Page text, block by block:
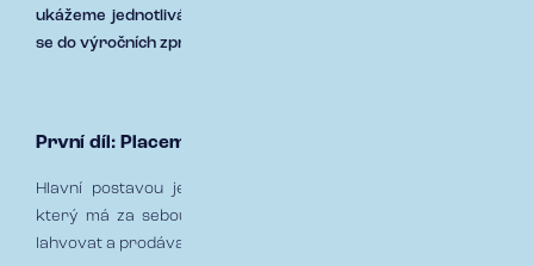
ukážeme jednotlivá oddělení, role i momenty z praxe, které
se do výročních zpráv úplně nevejdou.
První díl: Placement – čtyři dny do vyplutí
Hlavní postavou je Jiří, ředitel divize Placement. Člověk,
který má za sebou 13 let v oboru a klid, který by se dal
lahvovat a prodávat ve stresových situacích.